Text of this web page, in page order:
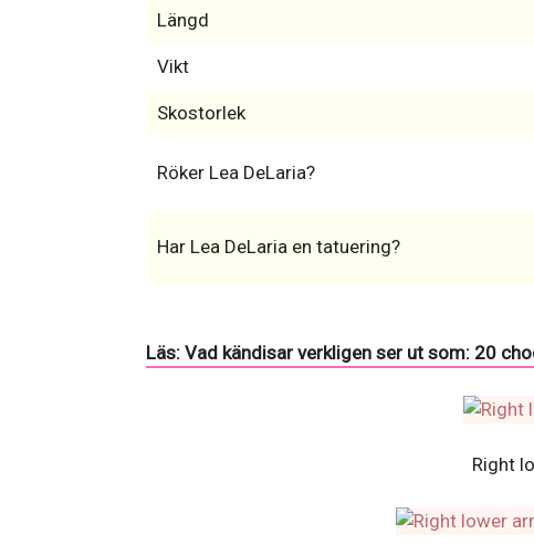
Längd
Vikt
Skostorlek
Röker Lea DeLaria?
Har Lea DeLaria en tatuering?
Läs: Vad kändisar verkligen ser ut som: 20
Right